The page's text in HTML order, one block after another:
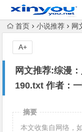
首页 小说推荐 网
网文推荐:综漫
190.txt 作者：
A+
摘要
本文收集自网络，